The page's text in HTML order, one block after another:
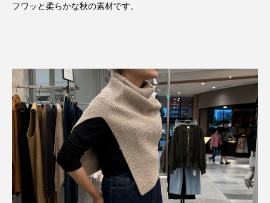
フワッと柔らかな秋の素材です。